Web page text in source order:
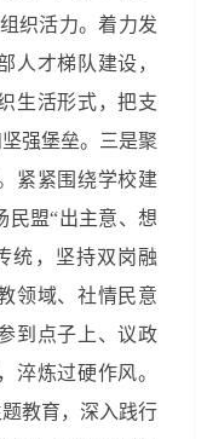
织活力。着力发
人才梯队建设，
生活形式，把支
强堡垒。三是聚
紧紧围绕学校建
民盟“出主意、想
统，坚持双岗融
领域、社情民意
到点子上、议政
淬炼过硬作风。
教育，深入践行